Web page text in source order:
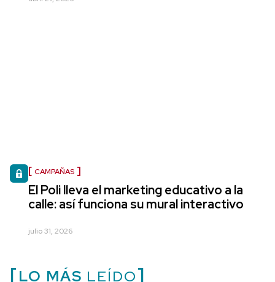
CAMPAÑAS
El Poli lleva el marketing educativo a la
calle: así funciona su mural interactivo
julio 31, 2026
LO MÁS LEÍDO